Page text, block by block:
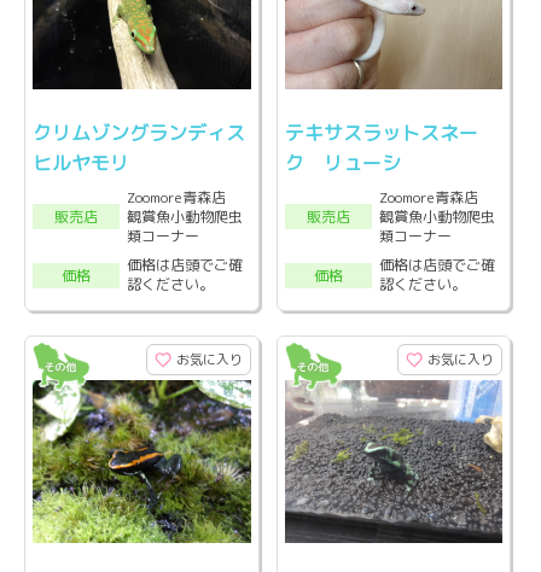
クリムゾングランディス
ヒルヤモリ
販売店
Zoomore青森店
観賞魚小動物爬虫
類コーナー
価格
価格は店頭でご確
認ください。
テキサスラットスネー
ク リューシ
販売店
Zoomore青森店
観賞魚小動物爬虫
類コーナー
価格
価格は店頭でご確
認ください。
お気に入り お気に入り